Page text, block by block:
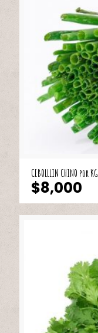
CEBOLLLIN CHINO por KG
$8,000